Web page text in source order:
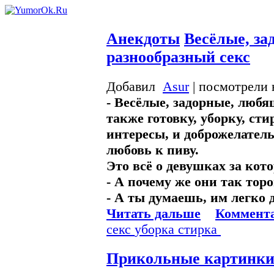
Анекдоты Весёлые,
разнообразный секс
Добавил Asur| посмотрели
- Весёлые, задорные,
также готовку, уборку,
интересы, и
любовь к пиву.
Это всё о девушках за
- А почему же они так
- А ты думаешь, им легко
Читать дальше
секс уборка стирка
Прикольные картинки